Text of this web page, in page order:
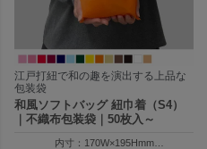
江戸打紐で和の趣を演出する上品な
包装袋
和風ソフトバッグ 紐巾着（S4）
｜不織布包装袋｜50枚入～
内寸：170W×195Hmm